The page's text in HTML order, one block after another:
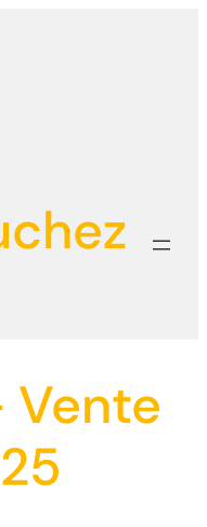
Vente